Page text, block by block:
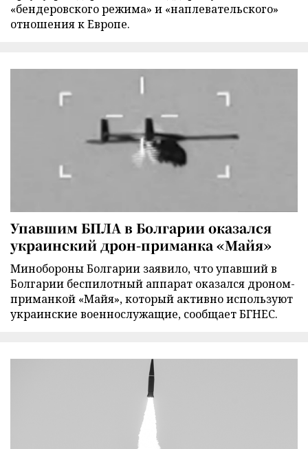
«бендеровского режима» и «наплевательского»
отношения к Европе.
Упавшим БПЛА в Болгарии оказался
украинский дрон-приманка «Майя»
Минобороны Болгарии заявило, что упавший в
Болгарии беспилотный аппарат оказался дроном-
приманкой «Майя», который активно используют
украинские военнослужащие, сообщает БГНЕС.